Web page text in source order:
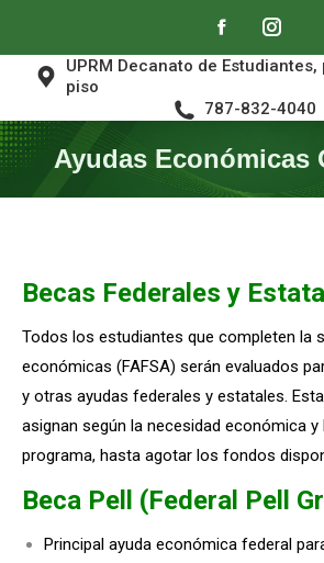
Facebook
page
opens
page
opens
UPRM Decanato de Estudiantes,
piso
787-832-4040
Ayudas Económicas
Becas Federales y
Todos los estudiantes que completen la
económicas (FAFSA) serán evaluados
y otras ayudas federales y estatales.
asignan según la necesidad económica
programa, hasta agotar los fondos
Beca Pell (Federal Pell
Principal ayuda económica federal